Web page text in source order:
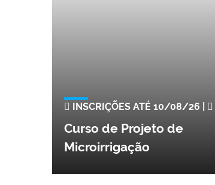
INSCRIÇÕES ATÉ 10/08/26 |
Curso de Projeto de
Microirrigação